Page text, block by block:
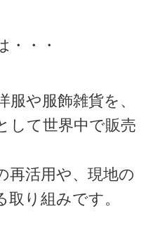
・・・
や服飾雑貨を、
して世界中で販売
再活用や、現地の
り組みです。